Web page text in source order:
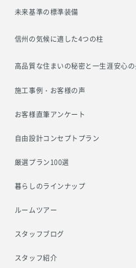
未来基準の標準装備
信州の気候に適した4つの柱
高品質な住まいの秘密と一生涯安心の
施工事例・お客様の声
お客様直筆アンケート
自由設計コンセプトプラン
厳選プラン100選
暮らしのラインナップ
ルームツアー
スタッフブログ
スタッフ紹介